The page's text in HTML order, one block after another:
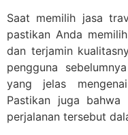
Saat memilih jasa
pastikan Anda
dan terjamin
pengguna
yang jelas
Pastikan juga bahwa
perjalanan tersebut